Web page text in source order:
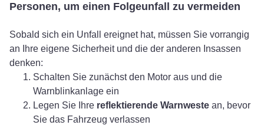
Personen, um einen Folgeunfall zu vermeiden
Sobald sich ein Unfall ereignet hat, müssen Sie vorrangig
an Ihre eigene Sicherheit und die der anderen Insassen
denken:
Schalten Sie zunächst den Motor aus und die
Warnblinkanlage ein
Legen Sie Ihre reflektierende Warnweste an, bevor
Sie das Fahrzeug verlassen